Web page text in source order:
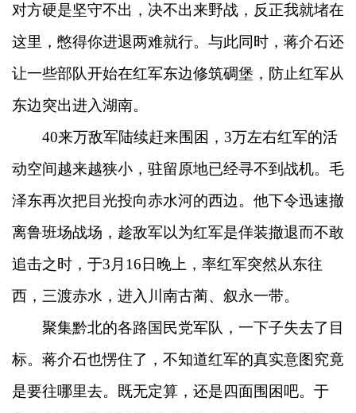
对方硬是坚守不出，决不出来野战，反正我就堵在
这里，憋得你进退两难就行。与此同时，蒋介石还
让一些部队开始在红军东边修筑碉堡，防止红军从
东边突出进入湖南。
40来万敌军陆续赶来围困，3万左右红军的活
动空间越来越狭小，驻留原地已经寻不到战机。毛
泽东再次把目光投向赤水河的西边。他下令迅速撤
离鲁班场战场，趁敌军以为红军是佯装撤退而不敢
追击之时，于3月16日晚上，率红军突然从东往
西，三渡赤水，进入川南古蔺、叙永一带。
聚集黔北的各路国民党军队，一下子失去了目
标。蒋介石也愣住了，不知道红军的真实意图究竟
是要往哪里去。既无定算，还是四面围困吧。于